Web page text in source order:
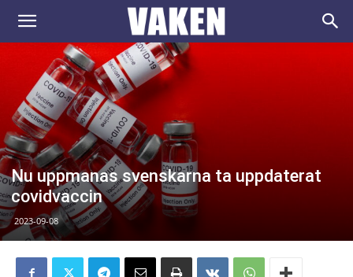
VAKEN.se
Nu uppmanas svenskarna ta uppdaterat
covidvaccin
2023-09-08